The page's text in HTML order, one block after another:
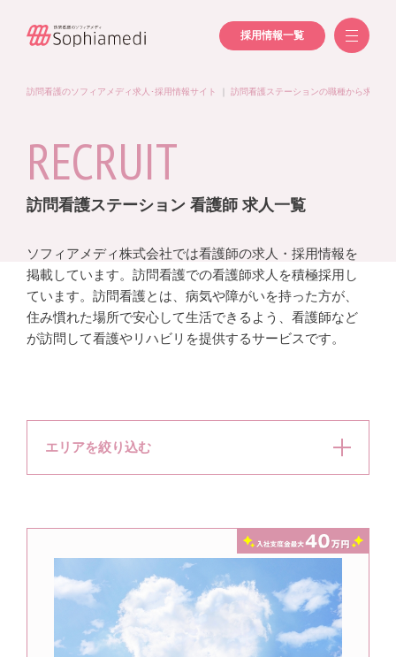
採用情報一覧
訪問看護のソフィアメディ求人･採用情報サイト 訪問看護ステーションの職種から求人を
RECRUIT
訪問看護ステーション 看護師 求人一覧
ソフィアメディ株式会社では看護師の求人・採用情報を
掲載しています。訪問看護での看護師求人を積極採用し
ています。訪問看護とは、病気や障がいを持った方が、
住み慣れた場所で安心して生活できるよう、看護師など
が訪問して看護やリハビリを提供するサービスです。
エリアを絞り込む